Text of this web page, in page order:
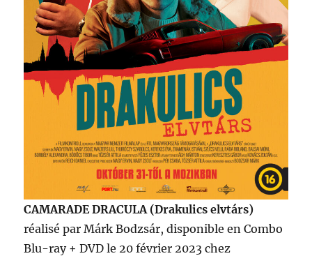
CAMARADE DRACULA (Drakulics elvtárs)
réalisé par Márk Bodzsár, disponible en Combo
Blu-ray + DVD le 20 février 2023 chez